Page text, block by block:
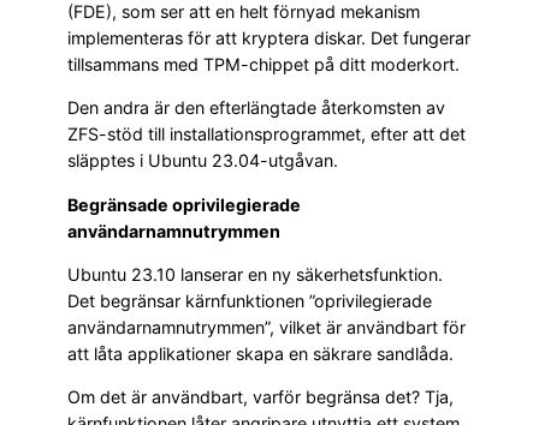
(FDE), som ser att en helt förnyad mekanism
implementeras för att kryptera diskar. Det fungerar
tillsammans med TPM-chippet på ditt moderkort.
Den andra är den efterlängtade återkomsten av
ZFS-stöd till installationsprogrammet, efter att det
släpptes i Ubuntu 23.04-utgåvan.
Begränsade oprivilegierade
användarnamnutrymmen
Ubuntu 23.10 lanserar en ny säkerhetsfunktion.
Det begränsar kärnfunktionen ”oprivilegierade
användarnamnutrymmen”, vilket är användbart för
att låta applikationer skapa en säkrare sandlåda.
Om det är användbart, varför begränsa det? Tja,